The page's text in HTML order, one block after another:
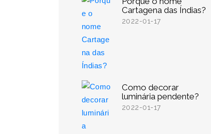
Cartagena das Índias?
2022-01-17
Como decorar
luminária pendente?
2022-01-17